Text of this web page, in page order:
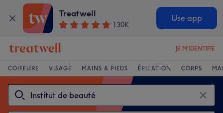
Treatwell
130K
Use app
JE M'IDENTIFIE
COIFFURE VISAGE MAINS & PIEDS ÉPILATION CORPS